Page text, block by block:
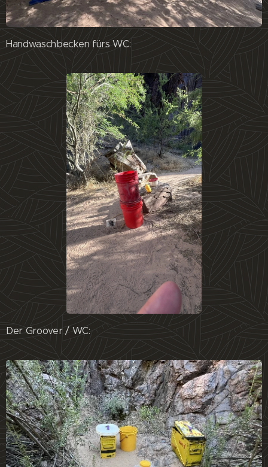
Handwaschbecken fürs WC:
Der Groover / WC: